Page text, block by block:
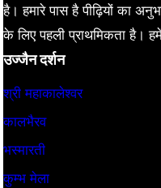
है। हमारे पास है पीढ़ियों का
के लिए पहली प्राथमिकता है।
उज्जैन दर्शन
श्री महाकालेश्वर
कालभैरव
भस्मारती
कुम्भ मेला